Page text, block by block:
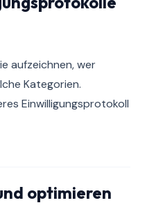
aufzeichnen, wer
Kategorien.
Einwilligungsprotokoll
optimieren